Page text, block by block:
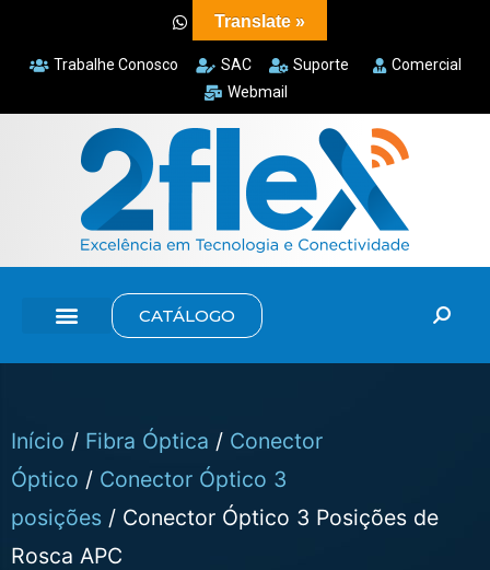
Trabalhe Conosco SAC Suporte
Comercial
Webmail
CATÁLOGO
Início / Fibra Óptica / Conector
Óptico / Conector Óptico 3
posições / Conector Óptico 3 Posições de
Rosca APC
Translate »